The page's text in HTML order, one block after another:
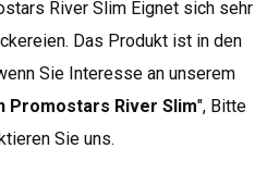
Sport oder Freizeit. Die große
die vielfältige Farbpalette sind
Arbeitsschutzkleidung..
anzeigen
River Slim Eignet sich sehr
Das Produkt ist in den
Sie Interesse an unserem
Promostars River Slim", Bitte
Sie uns.